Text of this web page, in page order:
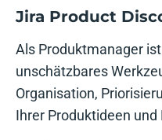
Jira Product
Als Produktmanager
unschätzbares
Organisation,
Ihrer Produktideen